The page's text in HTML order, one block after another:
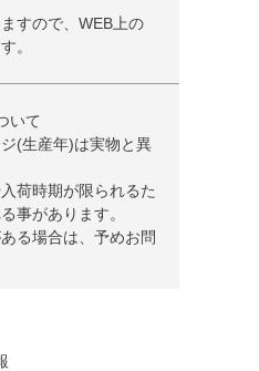
すので、WEB上の
。
いて
(生産年)は実物と異
荷時期が限られるた
事があります。
る場合は、予めお問